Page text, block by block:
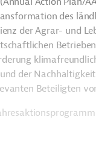
des
der Agrar- und
der
Beteiligten